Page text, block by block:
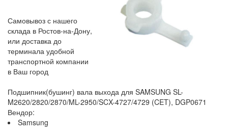
Самовывоз с нашего
склада в Ростов-на-Дону,
или доставка до
терминала удобной
транспортной компании
в Ваш город
Подшипник(бушинг) вала выхода для SAMSUNG SL-
M2620/2820/2870/ML-2950/SCX-4727/4729 (CET), DGP0671
Вендор:
Samsung